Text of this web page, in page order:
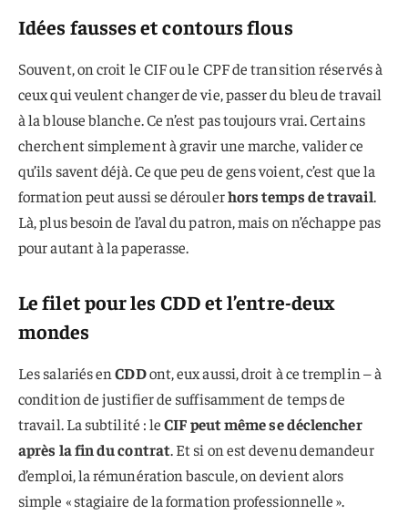
Idées fausses et contours flous
Souvent, on croit le CIF ou le CPF de transition réservés à
ceux qui veulent changer de vie, passer du bleu de travail
à la blouse blanche. Ce n’est pas toujours vrai. Certains
cherchent simplement à gravir une marche, valider ce
qu’ils savent déjà. Ce que peu de gens voient, c’est que la
formation peut aussi se déroulerhors temps de travail.
Là, plus besoin de l’aval du patron, mais on n’échappe pas
pour autant à la paperasse.
Le filet pour les CDD et l’entre-deux
mondes
Les salariés enCDDont, eux aussi, droit à ce tremplin – à
condition de justifier de suffisamment de temps de
travail. La subtilité : leCIF peut même se déclencher
après la fin du contrat. Et si on est devenu demandeur
d’emploi, la rémunération bascule, on devient alors
simple « stagiaire de la formation professionnelle ».